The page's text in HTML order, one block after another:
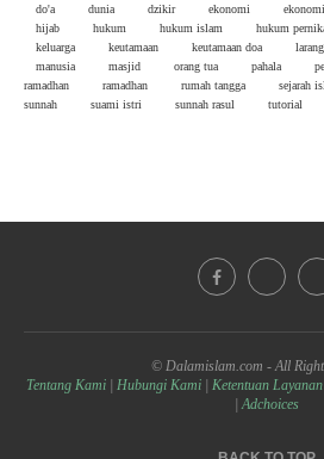
do'a
dunia dzikir ekonomi
hijab
hukum hukum islam hukum
keluarga
keutamaan keutamaan doa
manusia
masjid orang tua pahala
ramadhan
ramadhan rumah tangga sejarah
sunnah
suami istri sunnah rasul tutorial
© Dalamislam.com - All Right
Tentang Kami
Hubungi Kami| Ketentuan Layanan|
|Adchoices